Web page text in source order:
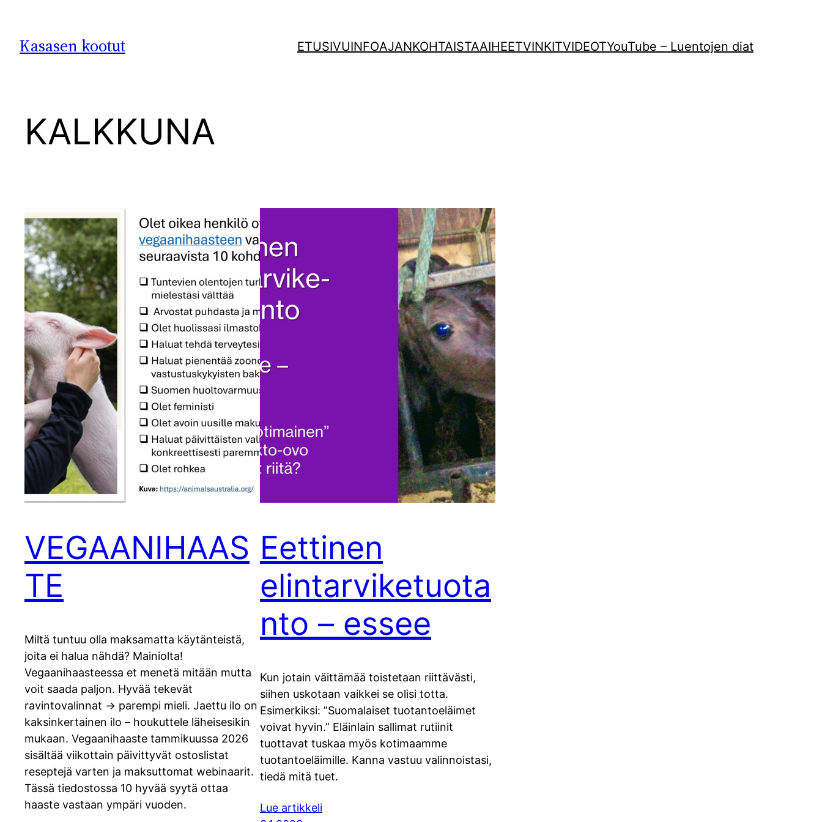
Kasasen kootut ETUSIVUINFOAJANKOHTAISTAAIHEETVINKITVIDEOTYouTube – Luentojen diat
KALKKUNA
VEGAANIHAAS
TE
Miltä tuntuu olla maksamatta käytänteistä,
joita ei halua nähdä? Mainiolta!
Vegaanihaasteessa et menetä mitään mutta
voit saada paljon. Hyvää tekevät
ravintovalinnat -> parempi mieli. Jaettu ilo on
kaksinkertainen ilo – houkuttele läheisesikin
mukaan. Vegaanihaaste tammikuussa 2026
sisältää viikottain päivittyvät ostoslistat
reseptejä varten ja maksuttomat webinaarit.
Tässä tiedostossa 10 hyvää syytä ottaa
haaste vastaan ympäri vuoden.
Eettinen
elintarviketuota
nto – essee
Kun jotain väittämää toistetaan riittävästi,
siihen uskotaan vaikkei se olisi totta.
Esimerkiksi: ”Suomalaiset tuotantoeläimet
voivat hyvin.” Eläinlain sallimat rutiinit
tuottavat tuskaa myös kotimaamme
tuotantoeläimille. Kanna vastuu valinnoistasi,
tiedä mitä tuet.
Lue artikkeli